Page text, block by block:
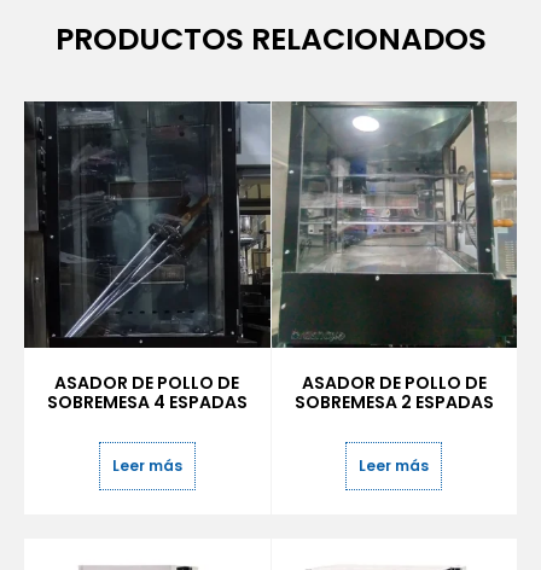
PRODUCTOS RELACIONADOS
ASADOR DE POLLO DE
SOBREMESA 4 ESPADAS
Leer más
ASADOR DE POLLO DE
SOBREMESA 2 ESPADAS
Leer más